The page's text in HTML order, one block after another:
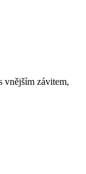
závitem,